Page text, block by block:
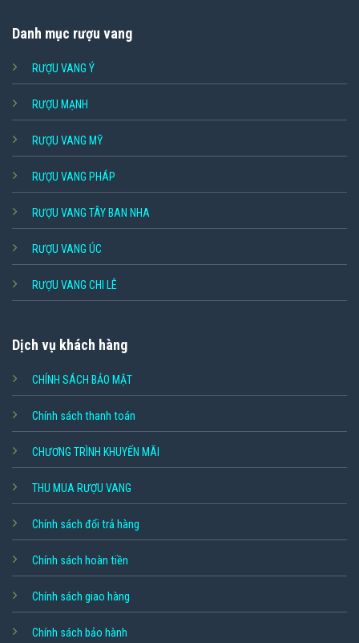
Danh mục rượu vang
RƯỢU VANG Ý
RƯỢU MẠNH
RƯỢU VANG MỸ
RƯỢU VANG PHÁP
RƯỢU VANG TÂY BAN NHA
RƯỢU VANG ÚC
RƯỢU VANG CHI LÊ
Dịch vụ khách hàng
CHÍNH SÁCH BẢO MẬT
Chính sách thanh toán
CHƯƠNG TRÌNH KHUYẾN MÃI
THU MUA RƯỢU VANG
Chính sách đổi trả hàng
Chính sách hoàn tiền
Chính sách giao hàng
Chính sách bảo hành